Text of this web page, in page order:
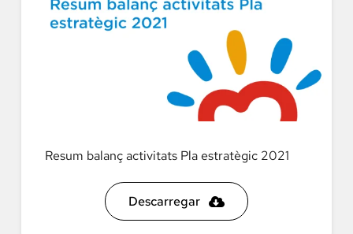
Resum balanç activitats Pla estratègic 2021
Descarregar